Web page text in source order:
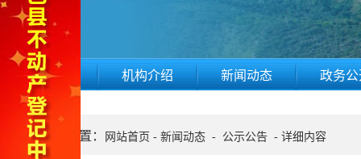
网站首页 机构介绍 新闻动态 政务公
当前位置： 网站首页 - 新闻动态 - 公示公告 - 详细内容